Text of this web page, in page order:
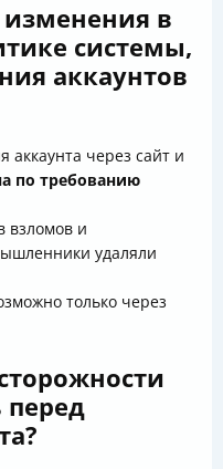
в
системы,
аккаунтов
аккаунта через сайт и
по требованию
взломов и
удаляли
только через
перед